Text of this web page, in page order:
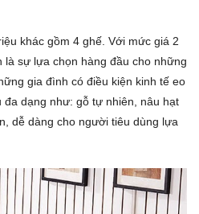
khác gồm 4 ghế. Với mức giá 2
là sự lựa chọn hàng đầu cho những
gia đình có điều kiện kinh tế eo
đa dạng như: gỗ tự nhiên, nâu hạt
dễ dàng cho người tiêu dùng lựa